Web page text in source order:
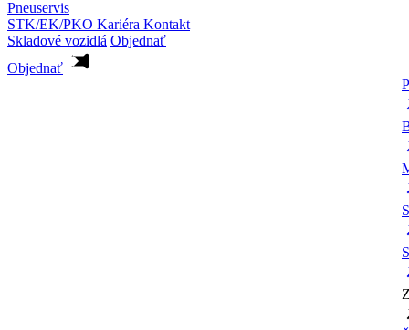
Pneuservis
STK/EK/PKO Kariéra Kontakt
Skladové vozidlá Objednať
Objednať